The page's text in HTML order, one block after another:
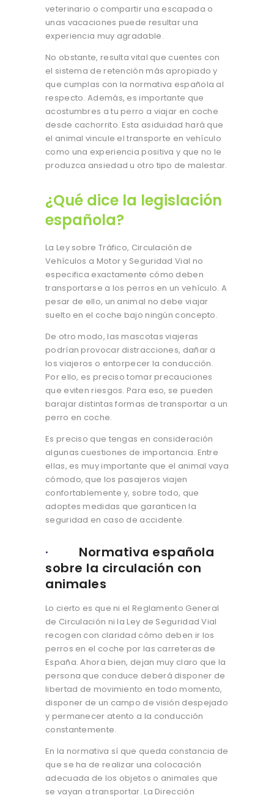
veterinario o compartir una escapada o
unas vacaciones puede resultar una
experiencia muy agradable.
No obstante, resulta vital que cuentes con
el sistema de retención más apropiado y
que cumplas con la normativa española al
respecto. Además, es importante que
acostumbres a tu perro a viajar en coche
desde cachorrito. Esta asiduidad hará que
el animal vincule el transporte en vehículo
como una experiencia positiva y que no le
produzca ansiedad u otro tipo de malestar.
¿Qué dice la legislación
española?
La Ley sobre Tráfico, Circulación de
Vehículos a Motor y Seguridad Vial no
especifica exactamente cómo deben
transportarse a los perros en un vehículo. A
pesar de ello, un animal no debe viajar
suelto en el coche bajo ningún concepto.
De otro modo, las mascotas viajeras
podrían provocar distracciones, dañar a
los viajeros o entorpecer la conducción.
Por ello, es preciso tomar precauciones
que eviten riesgos. Para eso, se pueden
barajar distintas formas de transportar a un
perro en coche.
Es preciso que tengas en consideración
algunas cuestiones de importancia. Entre
ellas, es muy importante que el animal vaya
cómodo, que los pasajeros viajen
confortablemente y, sobre todo, que
adoptes medidas que garanticen la
seguridad en caso de accidente.
· Normativa española
sobre la circulación con
animales
Lo cierto es que ni el Reglamento General
de Circulación ni la Ley de Seguridad Vial
recogen con claridad cómo deben ir los
perros en el coche por las carreteras de
España. Ahora bien, dejan muy claro que la
persona que conduce deberá disponer de
libertad de movimiento en todo momento,
disponer de un campo de visión despejado
y permanecer atento a la conducción
constantemente.
En la normativa sí que queda constancia de
que se ha de realizar una colocación
adecuada de los objetos o animales que
se vayan a transportar. La Dirección